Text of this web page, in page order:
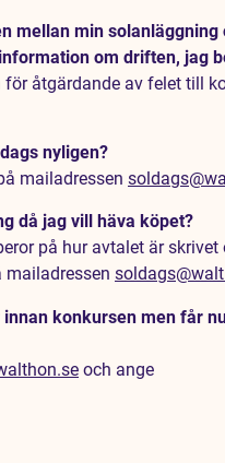
mellan min
om driften, jag
åtgärdande av felet till
nyligen?
mailadressen
då jag vill häva köpet?
på hur avtalet är
konkursen men får
och ange